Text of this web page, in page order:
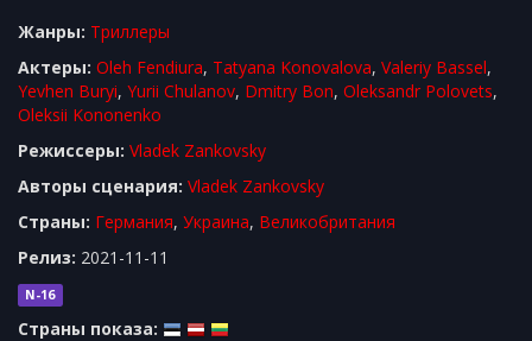
Жанры: Триллеры
Актеры: Oleh Fendiura, Tatyana Konovalova, Valeriy Bassel,
Yevhen Buryi, Yurii Chulanov, Dmitry Bon, Oleksandr Polovets,
Oleksii Kononenko
Режиссеры: Vladek Zankovsky
Авторы сценария: Vladek Zankovsky
Cтраны: Германия, Украина, Великобритания
Релиз: 2021-11-11
N-16
Страны показа: